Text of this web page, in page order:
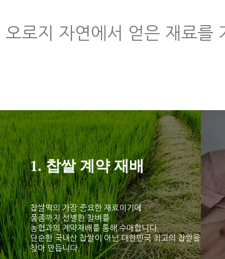
오로지 자연에서 얻은 재료를
1. 찹쌀 계약 재배
찹쌀떡의 가장 중요한 재료이기에
품종까지 선별한 찰벼를
농협과의 계약재배를 통해 수매합니다.
단순한 국내산 찹쌀이 아닌 대한민국 최고의 찹쌀을
찾아 만듭니다.